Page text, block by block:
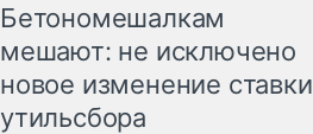
Бетономешалкам
мешают: не исключено
новое изменение ставки
утильсбора